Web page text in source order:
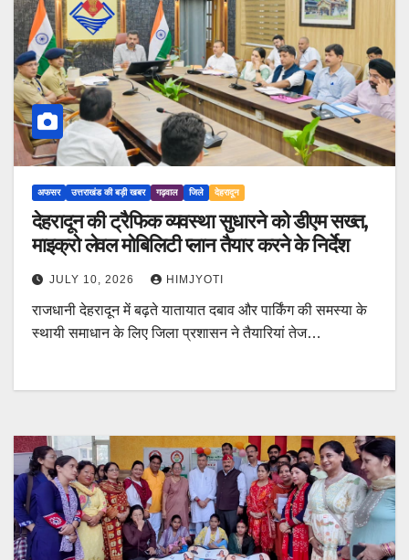
अफसर उत्तराखंड की बड़ी खबर गढ़वाल जिले देहरादून
देहरादून की ट्रैफिक व्यवस्था सुधारने को डीएम सख्त,
माइक्रो लेवल मोबिलिटी प्लान तैयार करने के निर्देश
JULY 10, 2026 HIMJYOTI
राजधानी देहरादून में बढ़ते यातायात दबाव और पार्किंग की समस्या के
स्थायी समाधान के लिए जिला प्रशासन ने तैयारियां तेज…